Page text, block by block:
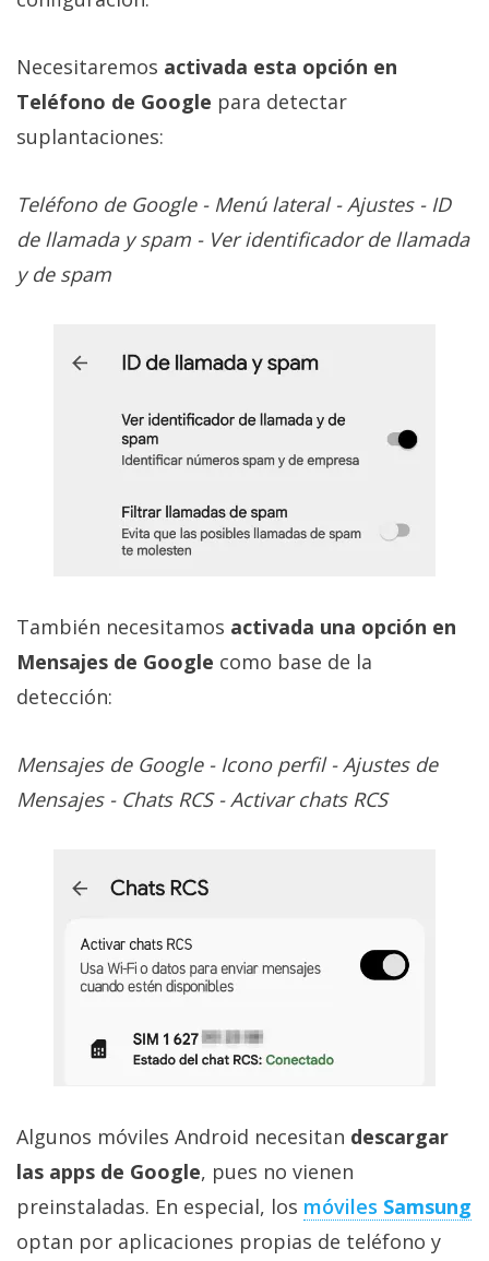
Necesitaremos activada esta opción en
Teléfono de Google para detectar
suplantaciones:
Teléfono de Google - Menú lateral - Ajustes - ID
de llamada y spam - Ver identificador de llamada
y de spam
También necesitamos activada una opción en
Mensajes de Google como base de la
detección:
Mensajes de Google - Icono perfil - Ajustes de
Mensajes - Chats RCS - Activar chats RCS
Algunos móviles Android necesitan descargar
las apps de Google, pues no vienen
preinstaladas. En especial, los móviles Samsung
optan por aplicaciones propias de teléfono y